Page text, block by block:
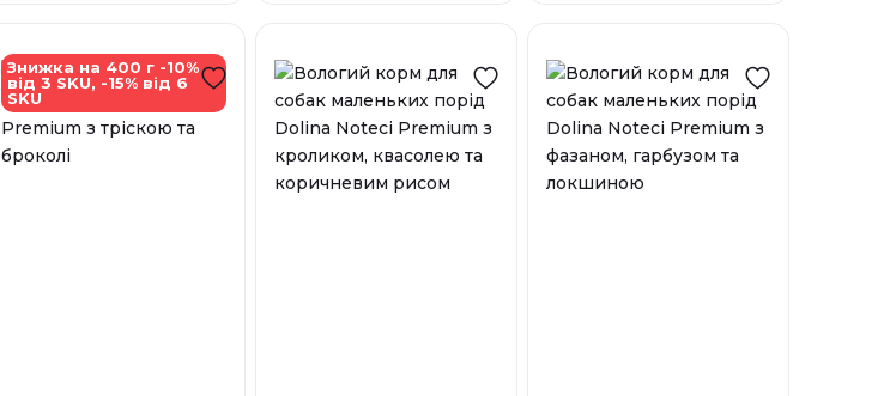
У наявності У наявності
Знижка на 400 г -10%
від 3 SKU, -15% від 6
SKU